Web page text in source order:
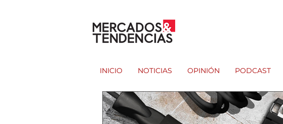
INICIO NOTICIAS OPINIÓN PODCAST